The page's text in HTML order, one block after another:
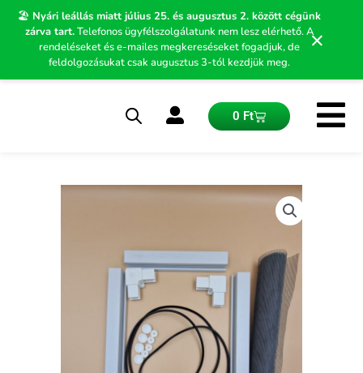
🏖️ Nyári leállás miatt július 25. és augusztus 2. között cégünk
zárva tart.Telefonos ügyfélszolgálatunk nem lesz elérhető. A
rendeléseket és e-mailes megkereséseket fogadjuk, de
feldolgozásukat csak augusztus 3-tól kezdjük meg.
×
Skip
0 FtKosár